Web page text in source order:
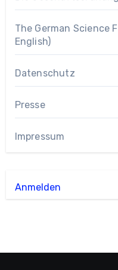
The German Science
English)
Datenschutz
Presse
Impressum
Anmelden